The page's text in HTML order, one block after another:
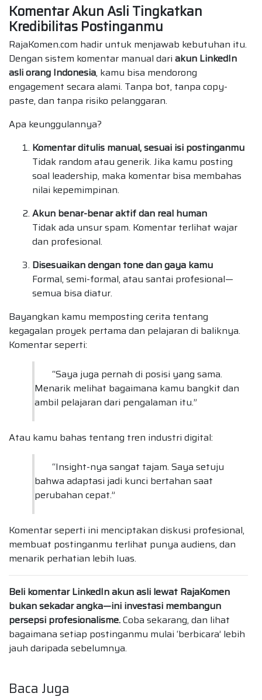
Komentar Akun Asli Tingkatkan
Kredibilitas Postinganmu
RajaKomen.com hadir untuk menjawab kebutuhan itu.
Dengan sistem komentar manual dari akun LinkedIn
asli orang Indonesia, kamu bisa mendorong
engagement secara alami. Tanpa bot, tanpa copy-
paste, dan tanpa risiko pelanggaran.
Apa keunggulannya?
Komentar ditulis manual, sesuai isi postinganmu
Tidak random atau generik. Jika kamu posting
soal leadership, maka komentar bisa membahas
nilai kepemimpinan.
Akun benar-benar aktif dan real human
Tidak ada unsur spam. Komentar terlihat wajar
dan profesional.
Disesuaikan dengan tone dan gaya kamu
Formal, semi-formal, atau santai profesional—
semua bisa diatur.
Bayangkan kamu memposting cerita tentang
kegagalan proyek pertama dan pelajaran di baliknya.
Komentar seperti:
“Saya juga pernah di posisi yang sama.
Menarik melihat bagaimana kamu bangkit dan
ambil pelajaran dari pengalaman itu.”
Atau kamu bahas tentang tren industri digital:
“Insight-nya sangat tajam. Saya setuju
bahwa adaptasi jadi kunci bertahan saat
perubahan cepat.”
Komentar seperti ini menciptakan diskusi profesional,
membuat postinganmu terlihat punya audiens, dan
menarik perhatian lebih luas.
Beli komentar LinkedIn akun asli lewat RajaKomen
bukan sekadar angka—ini investasi membangun
persepsi profesionalisme.Coba sekarang, dan lihat
bagaimana setiap postinganmu mulai ‘berbicara’ lebih
jauh daripada sebelumnya.
Baca Juga